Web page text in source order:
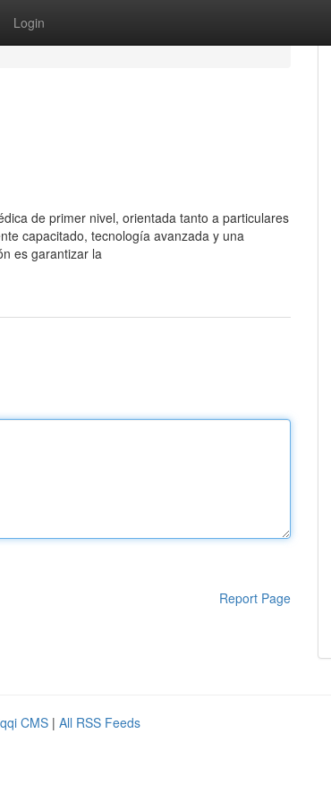
Login
de primer nivel, orientada tanto a particulares
capacitado, tecnología avanzada y una
es garantizar la
Report Page
CMS | All RSS Feeds